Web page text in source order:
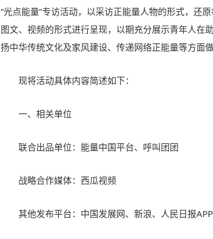
“光点能量”专访活动，以采访正能量人物的形式，还
图文、视频的形式进行呈现，以期充分展示青年人在
扬中华传统文化及家风建设、传递网络正能量等方面
现将活动具体内容简述如下：
一、相关单位
联合出品单位：能量中国平台、呼叫团团
战略合作媒体：西瓜视频
其他发布平台：中国发展网、新浪、人民日报